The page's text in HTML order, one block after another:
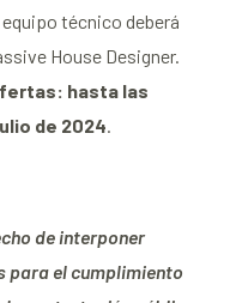
técnico deberá
House Designer.
hasta las
de 2024.
de interponer
para el cumplimiento